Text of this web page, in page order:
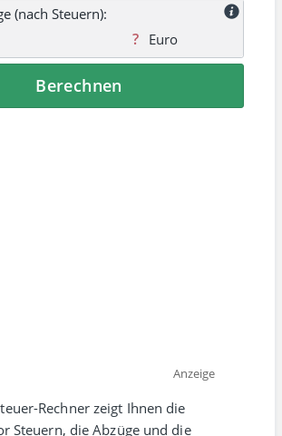
(nach Steuern):
Euro
Anzeige
Rechner zeigt Ihnen die
Steuern, die Abzüge und die